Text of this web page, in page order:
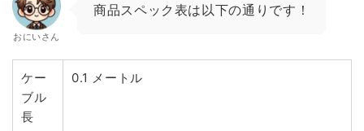
おにいさん
商品スペック表は以下の通りです！
ケー
ブル
長
0.1 メートル